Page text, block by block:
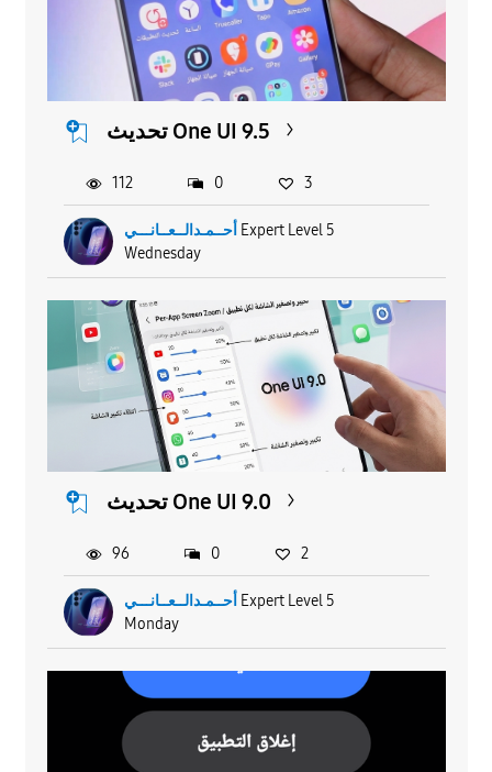
تحديث One UI 9.5
أحــمـدالــعــانـــي Expert Level 5
Wednesday
112 0 3
تحديث One UI 9.0
أحــمـدالــعــانـــي Expert Level 5
Monday
96 0 2